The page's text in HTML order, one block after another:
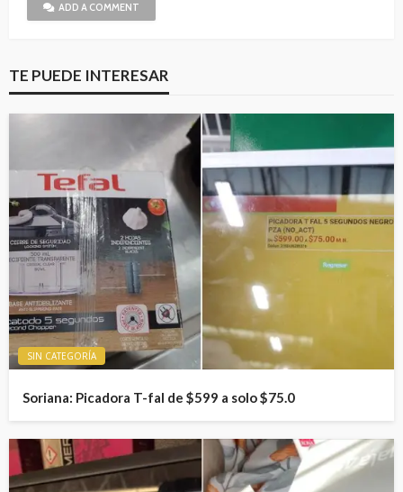
ADD A COMMENT
TE PUEDE INTERESAR
SIN CATEGORÍA
Soriana: Picadora T-fal de $599 a solo $75.0